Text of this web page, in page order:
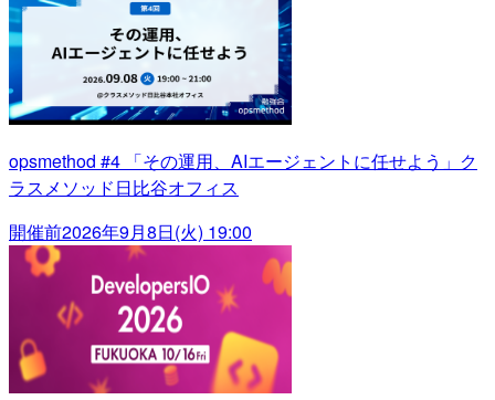
opsmethod #4 「その運用、AIエージェントに任せよう」ク
ラスメソッド日比谷オフィス
開催前2026年9月8日(火) 19:00